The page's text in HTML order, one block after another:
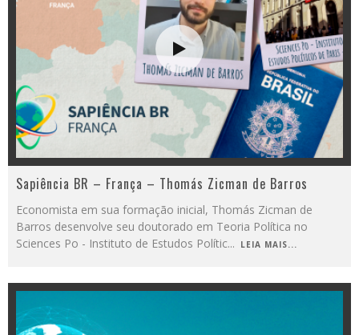
Sapiência BR – França – Thomás Zicman de Barros
Economista em sua formação inicial, Thomás Zicman de
Barros desenvolve seu doutorado em Teoria Política no
Sciences Po - Instituto de Estudos Polític... LEIA MAIS...